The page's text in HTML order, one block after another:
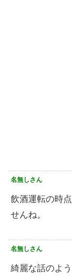
名無しさん
飲酒運転の時
せんね。
名無しさん
綺麗な話のよ